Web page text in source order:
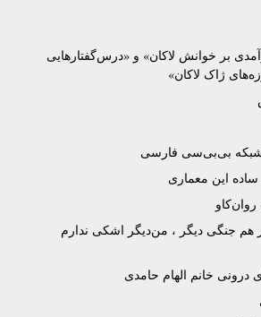
بر خوانش لاکان» و «درس‌گفتارهایی
ژاک لاکان»
شبکه بی‌بی‌سی فارسی
این معماری
هم جنگی دیگر ، من‌دیگر اشکی ندارم
درونی خانم الهام حامدی